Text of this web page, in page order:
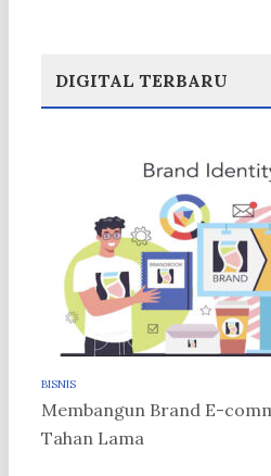
DIGITAL TERBARU
BISNIS
Membangun Brand E-
Tahan Lama